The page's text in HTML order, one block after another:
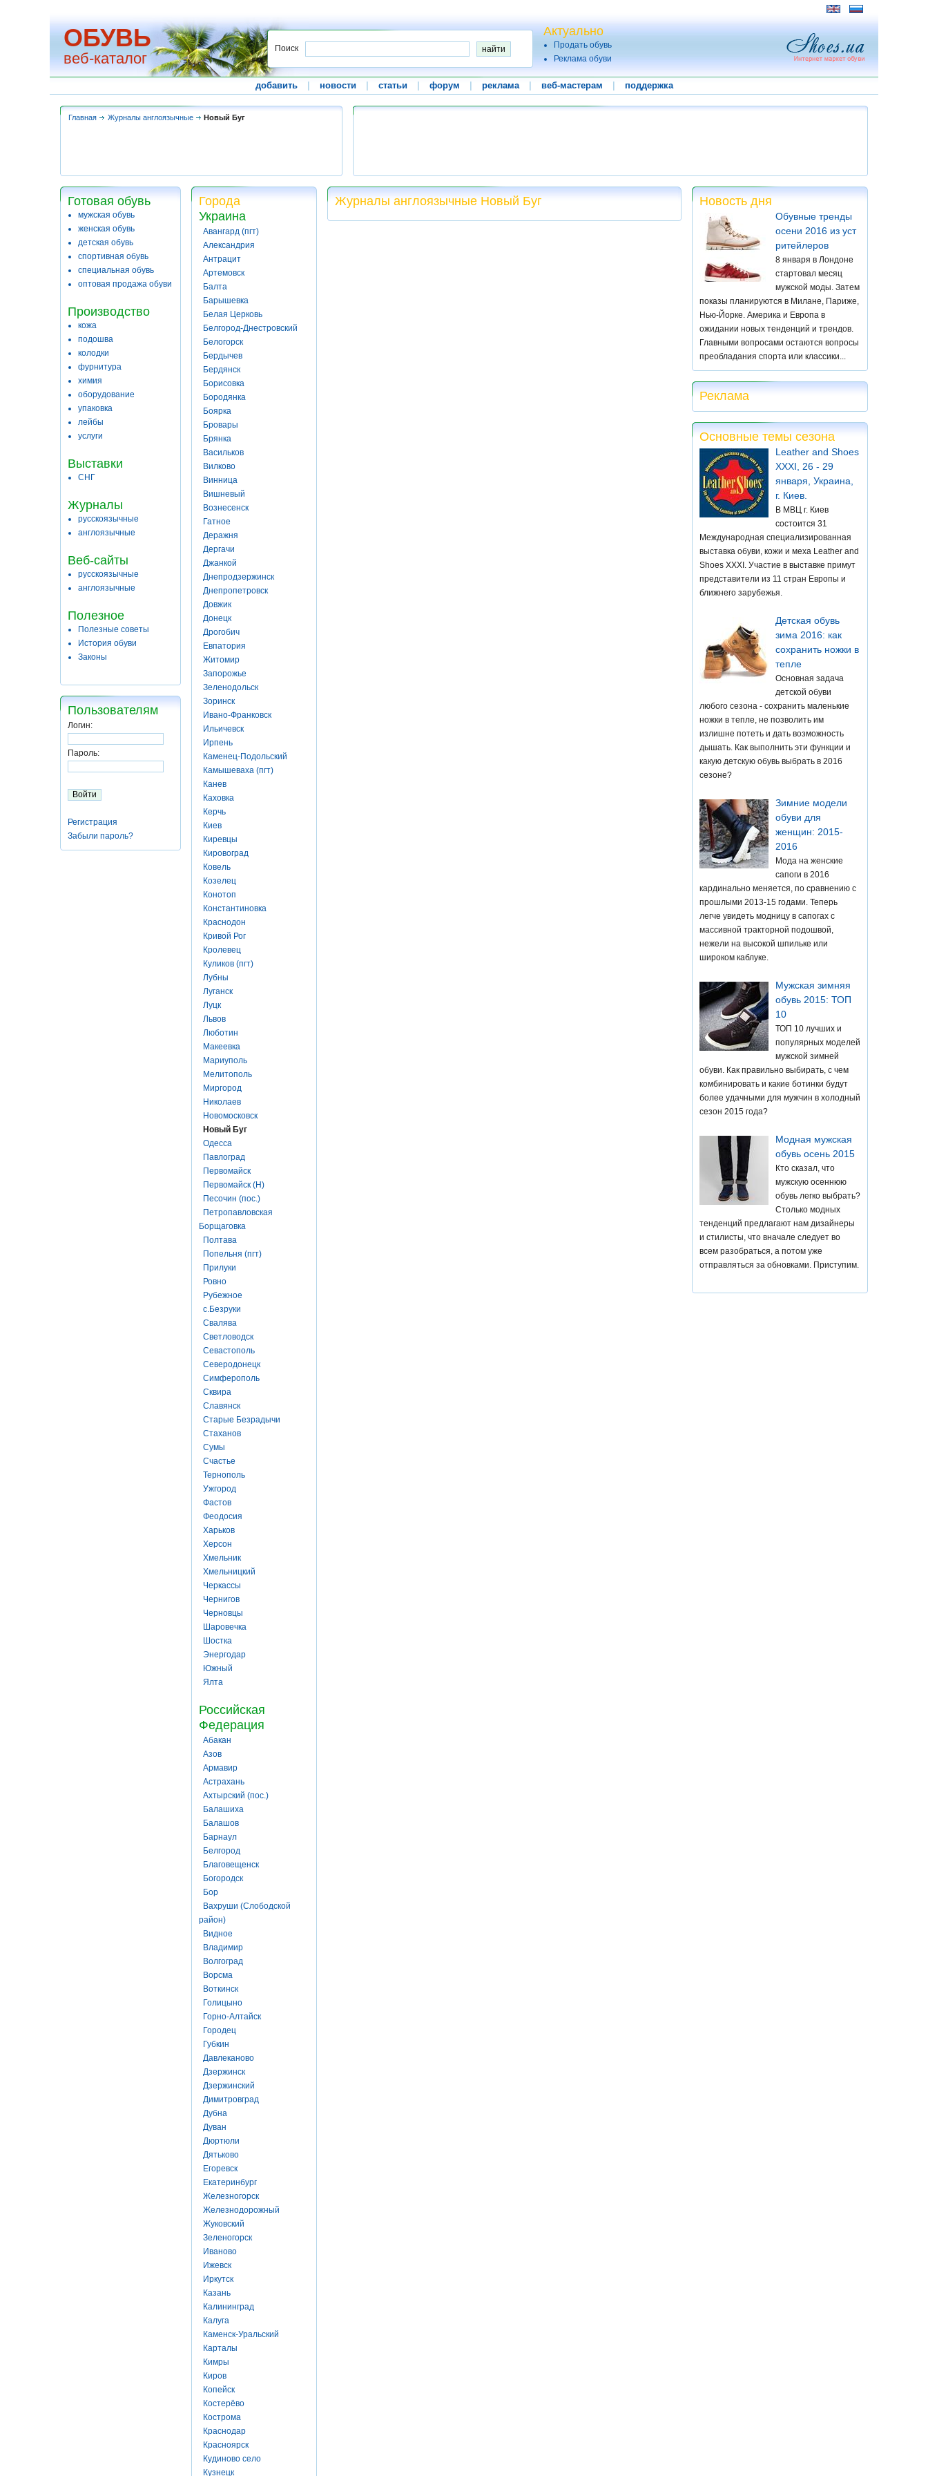
ОБУВЬ
веб-каталог
Поиск
Актуально
Продать обувь
Реклама обуви
добавить новости статьи форум реклама веб-мастерам поддержка
Главная Журналы англоязычные Новый Буг
Готовая обувь
мужская обувь
женская обувь
детская обувь
спортивная обувь
специальная обувь
оптовая продажа обуви
Производство
кожа
подошва
колодки
фурнитура
химия
оборудование
упаковка
лейбы
услуги
Выставки
СНГ
Журналы
русскоязычные
англоязычные
Веб-сайты
русскоязычные
англоязычные
Полезное
Полезные советы
История обуви
Законы
Пользователям
Логин:
Пароль:
Регистрация
Забыли пароль?
Города
Украина
Авангард (пгт)
Александрия
Антрацит
Артемовск
Балта
Барышевка
Белая Церковь
Белгород-Днестровский
Белогорск
Бердычев
Бердянск
Борисовка
Бородянка
Боярка
Бровары
Брянка
Васильков
Вилково
Винница
Вишневый
Вознесенск
Гатное
Деражня
Дергачи
Джанкой
Днепродзержинск
Днепропетровск
Довжик
Донецк
Дрогобич
Евпатория
Житомир
Запорожье
Зеленодольск
Зоринск
Ивано-Франковск
Ильичевск
Ирпень
Каменец-Подольский
Камышеваха (пгт)
Канев
Каховка
Керчь
Киев
Киревцы
Кировоград
Ковель
Козелец
Конотоп
Константиновка
Краснодон
Кривой Рог
Кролевец
Куликов (пгт)
Лубны
Луганск
Луцк
Львов
Люботин
Макеевка
Мариуполь
Мелитополь
Миргород
Николаев
Новомосковск
Новый Буг
Одесса
Павлоград
Первомайск
Первомайск (Н)
Песочин (пос.)
Петропавловская
Борщаговка
Полтава
Попельня (пгт)
Прилуки
Ровно
Рубежное
с.Безруки
Свалява
Светловодск
Севастополь
Северодонецк
Симферополь
Сквира
Славянск
Старые Безрадычи
Стаханов
Сумы
Счастье
Тернополь
Ужгород
Фастов
Феодосия
Харьков
Херсон
Хмельник
Хмельницкий
Черкассы
Чернигов
Черновцы
Шаровечка
Шостка
Энергодар
Южный
Ялта
Российская
Федерация
Абакан
Азов
Армавир
Астрахань
Ахтырский (пос.)
Балашиха
Балашов
Барнаул
Белгород
Благовещенск
Богородск
Бор
Вахруши (Слободской
район)
Видное
Владимир
Волгоград
Ворсма
Воткинск
Голицыно
Горно-Алтайск
Городец
Губкин
Давлеканово
Дзержинск
Дзержинский
Димитровград
Дубна
Дуван
Дюртюли
Дятьково
Егоревск
Екатеринбург
Железногорск
Железнодорожный
Жуковский
Зеленогорск
Иваново
Ижевск
Иркутск
Казань
Калининград
Калуга
Каменск-Уральский
Карталы
Кимры
Киров
Копейск
Костерёво
Кострома
Краснодар
Красноярск
Кудиново село
Кузнецк
Журналы англоязычные Новый Буг Новость дня
Обувные тренды
осени 2016 из уст
ритейлеров
8 января в Лондоне
стартовал месяц
мужской моды. Затем
показы планируются в Милане, Париже,
Нью-Йорке. Америка и Европа в
ожидании новых тенденций и трендов.
Главными вопросами остаются вопросы
преобладания спорта или классики...
Реклама
Основные темы сезона
Leather and Shoes
XXXI, 26 - 29
января, Украина,
г. Киев.
В МВЦ г. Киев
состоится 31
Международная специализированная
выставка обуви, кожи и меха Leather and
Shoes XXXI. Участие в выставке примут
представители из 11 стран Европы и
ближнего зарубежья.
Детская обувь
зима 2016: как
сохранить ножки в
тепле
Основная задача
детской обуви
любого сезона - сохранить маленькие
ножки в тепле, не позволить им
излишне потеть и дать возможность
дышать. Как выполнить эти функции и
какую детскую обувь выбрать в 2016
сезоне?
Зимние модели
обуви для
женщин: 2015-
2016
Мода на женские
сапоги в 2016
кардинально меняется, по сравнению с
прошлыми 2013-15 годами. Теперь
легче увидеть модницу в сапогах с
массивной тракторной подошвой,
нежели на высокой шпильке или
широком каблуке.
Мужская зимняя
обувь 2015: ТОП
10
ТОП 10 лучших и
популярных моделей
мужской зимней
обуви. Как правильно выбирать, с чем
комбинировать и какие ботинки будут
более удачными для мужчин в холодный
сезон 2015 года?
Модная мужская
обувь осень 2015
Кто сказал, что
мужскую осеннюю
обувь легко выбрать?
Столько модных
тенденций предлагают нам дизайнеры
и стилисты, что вначале следует во
всем разобраться, а потом уже
отправляться за обновками. Приступим.